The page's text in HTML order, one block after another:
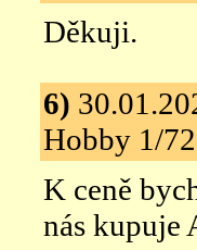
Děkuji.
6)
Hobby 1/
K ceně
nás kupuje